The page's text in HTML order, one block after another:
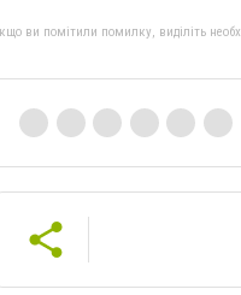
ви помітили помилку, виділіть